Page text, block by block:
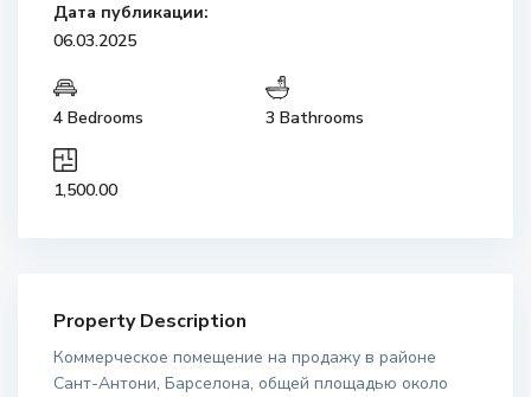
Дата публикации:
06.03.2025
4 Bedrooms 3 Bathrooms
1,500.00
Property Description
Коммерческое помещение на продажу в районе
Сант-Антони, Барселона, общей площадью около